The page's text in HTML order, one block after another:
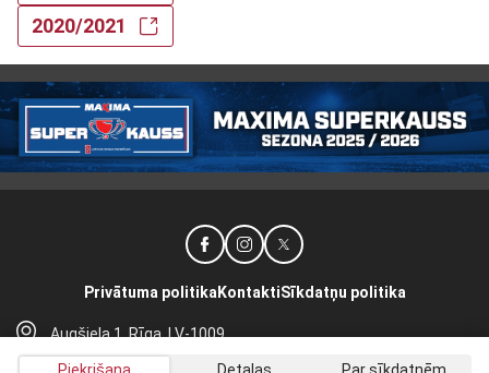
2020/2021
Augšiela 1, Rīga, LV-1009
lhf@lhf.lv
Privātuma politika KontaktiSīkdatņu politika